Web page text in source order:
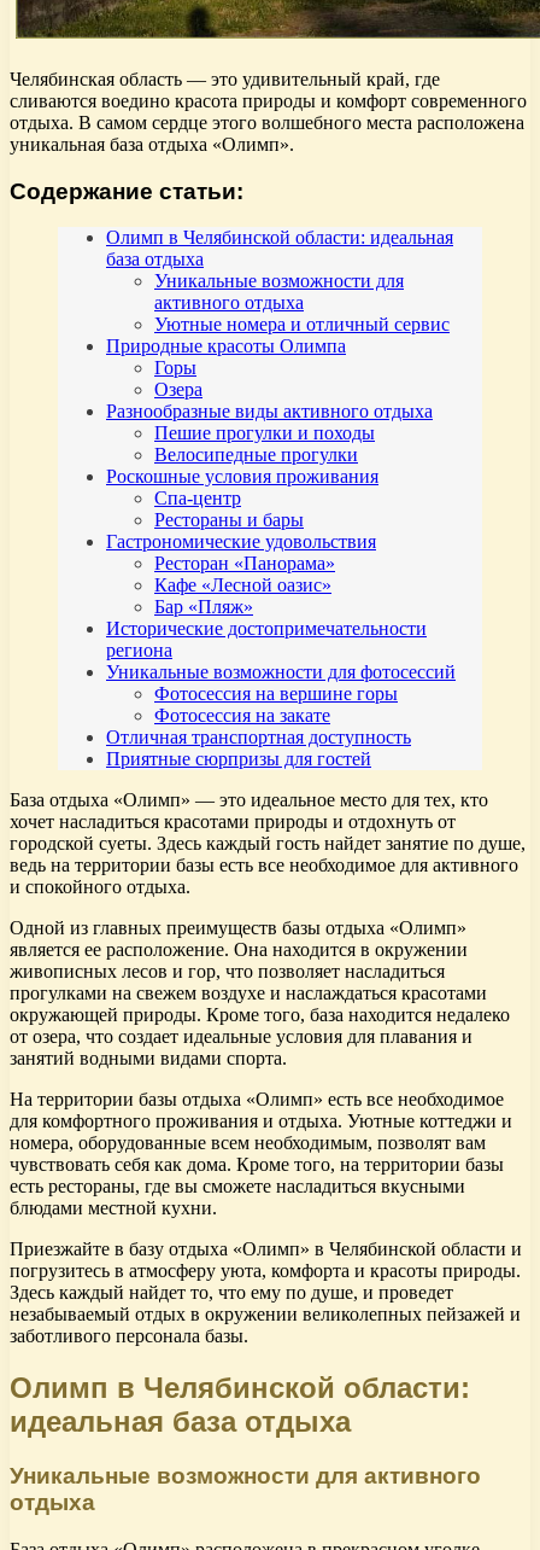
Челябинская область — это удивительный край, где
сливаются воедино красота природы и комфорт современного
отдыха. В самом сердце этого волшебного места расположена
уникальная база отдыха «Олимп».
Содержание статьи:
Олимп в Челябинской области: идеальная
база отдыха
Уникальные возможности для
активного отдыха
Уютные номера и отличный сервис
Природные красоты Олимпа
Горы
Озера
Разнообразные виды активного отдыха
Пешие прогулки и походы
Велосипедные прогулки
Роскошные условия проживания
Спа-центр
Рестораны и бары
Гастрономические удовольствия
Ресторан «Панорама»
Кафе «Лесной оазис»
Бар «Пляж»
Исторические достопримечательности
региона
Уникальные возможности для фотосессий
Фотосессия на вершине горы
Фотосессия на закате
Отличная транспортная доступность
Приятные сюрпризы для гостей
База отдыха «Олимп» — это идеальное место для тех, кто
хочет насладиться красотами природы и отдохнуть от
городской суеты. Здесь каждый гость найдет занятие по душе,
ведь на территории базы есть все необходимое для активного
и спокойного отдыха.
Одной из главных преимуществ базы отдыха «Олимп»
является ее расположение. Она находится в окружении
живописных лесов и гор, что позволяет насладиться
прогулками на свежем воздухе и наслаждаться красотами
окружающей природы. Кроме того, база находится недалеко
от озера, что создает идеальные условия для плавания и
занятий водными видами спорта.
На территории базы отдыха «Олимп» есть все необходимое
для комфортного проживания и отдыха. Уютные коттеджи и
номера, оборудованные всем необходимым, позволят вам
чувствовать себя как дома. Кроме того, на территории базы
есть рестораны, где вы сможете насладиться вкусными
блюдами местной кухни.
Приезжайте в базу отдыха «Олимп» в Челябинской области и
погрузитесь в атмосферу уюта, комфорта и красоты природы.
Здесь каждый найдет то, что ему по душе, и проведет
незабываемый отдых в окружении великолепных пейзажей и
заботливого персонала базы.
Олимп в Челябинской области:
идеальная база отдыха
Уникальные возможности для активного
отдыха